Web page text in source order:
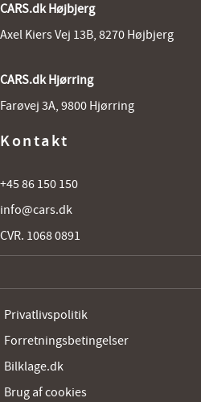
CARS.dk Højbjerg
Axel Kiers Vej 13B, 8270 Højbjerg
CARS.dk Hjørring
Farøvej 3A, 9800 Hjørring
Kontakt
+45 86 150 150
info@cars.dk
CVR. 1068 0891
Privatlivspolitik
Forretningsbetingelser
Bilklage.dk
Brug af cookies